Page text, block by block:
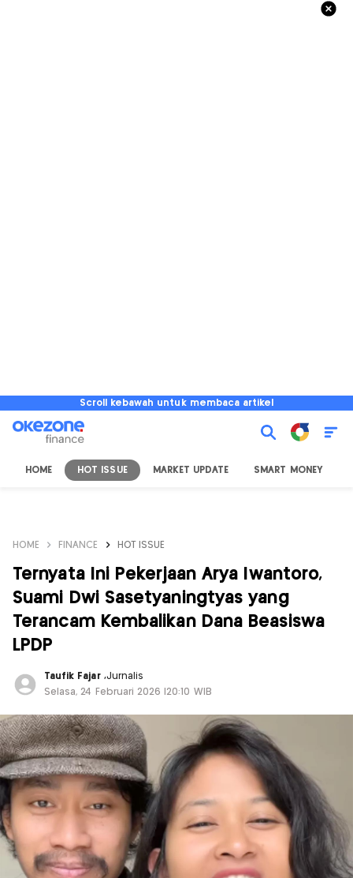
Scroll kebawah untuk membaca artikel
HOME HOT ISSUE MARKET UPDATE SMART MONEY
HOME FINANCE HOT ISSUE
Ternyata Ini Pekerjaan Arya Iwantoro,
Suami Dwi Sasetyaningtyas yang
Terancam Kembalikan Dana Beasiswa
LPDP
Taufik Fajar ,Jurnalis
Selasa, 24 Februari 2026 |20:10 WIB